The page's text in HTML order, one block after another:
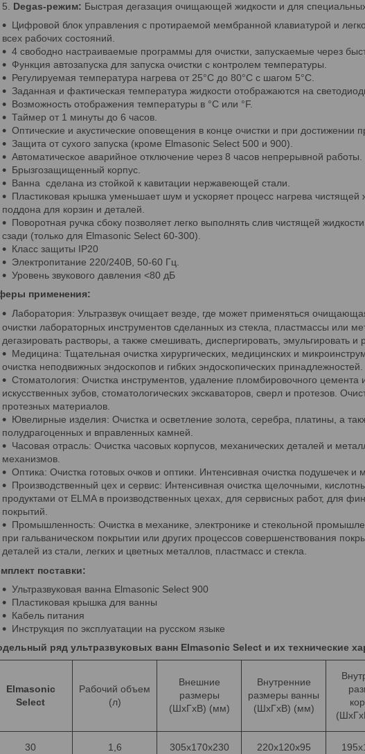
Degas-режим: Быстрая дегазация очищающей жидкости и для
Цифровой блок управления с протираемой мембранной клавиатурой и
всех рабочих состояний.
4 свободно настраиваемые программы для очистки, запускаемые через
Функция автозапуска для запуска очистки с контролем температуры.
Регулируемая температура нагрева от 25°С до 80°C с шагом 5°С.
Заданная и фактическая температура жидкости отображаются на
Возможность отображения температуры в °C или °F.
Таймер от 1 минуты до 6 часов.
Оптические и акустические оповещения в конце очистки и при достижении
Защита от сухого запуска (кроме Elmasonic Select 500 и 900).
Автоматическое аварийное отключение через 8 часов непрерывной работы.
Брызгозащищенный корпус.
Ванна сделана из стойкой к кавитации нержавеющей стали.
Пластиковая крышка уменьшает шум и ускоряет процесс нагрева чистящей
поддона для корзин и деталей.
Поворотная ручка сбоку позволяет легко выполнять слив чистящей
сзади (только для Elmasonic Select 60-300).
Класс защиты IP20
Электропитание 220/240В, 50-60 Гц.
Уровень звукового давления <80 дБ
применения:
Лаборатория: Ультразвук очищает везде, где может применяться
очистки лабораторных инструментов сделанных из стекла, пластмассы или
дегазировать растворы, а также смешивать, диспергировать, эмульгировать
Медицина: Тщательная очистка хирургических, медицинских и
очистка неподвижных эндоскопов и гибких эндоскопических принадлежностей.
Стоматология: Очистка инструментов, удаление пломбировочного цемента
искусственных зубов, стоматологических экскаваторов, сверл и протезов.
протезных материалов.
Ювелирные изделия: Очистка и осветление золота, серебра, платины, а
полудрагоценных и вправленных камней.
Часовая отрасль: Очистка часовых корпусов, механических деталей и
механизмов.
Оптика: Очистка готовых очков и оптики. Интенсивная очистка подушечек и
Производственный цех и сервис: Интенсивная очистка щелочными,
продуктами от ELMA в производственных цехах, для сервисных работ, для
покрытий.
Промышленность: Очистка в механике, электронике и стекольной
при гальваническом покрытии или других процессов совершенствования
деталей из стали, легких и цветных металлов, пластмасс и стекла.
поставки:
Ультразвуковая ванна Elmasonic Select 900
Пластиковая крышка для ванны
Кабель питания
Инструкция по эксплуатации на русском языке
ряд ультразвуковых ванн Elmasonic Select и их технические
Elmasonic
Select
Рабочий объем
(л)
Внешние
размеры
(ШхГхВ) (мм)
Внутренние
размеры ванны
(ШхГхВ) (мм)
30 1,6 305x170x230 220x120x95